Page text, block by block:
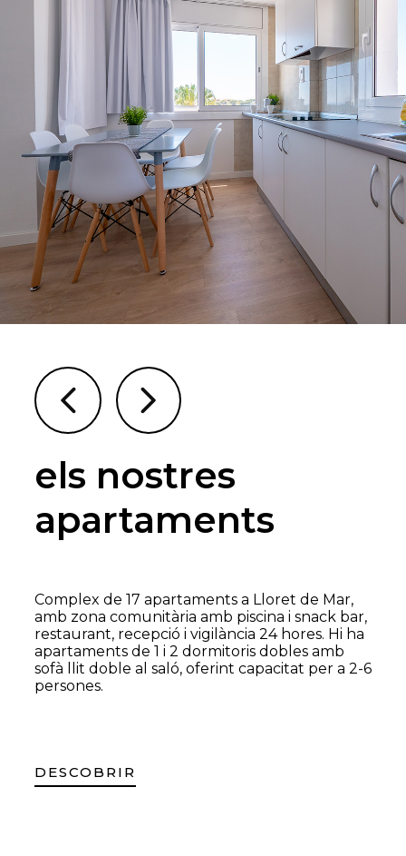
Complex de 17 apartaments a Lloret de Mar,
amb zona comunitària amb piscina i snack bar,
restaurant, recepció i vigilància 24 hores. Hi ha
apartaments de 1 i 2 dormitoris dobles amb
sofà llit doble al saló, oferint capacitat per a 2-6
persones.
DESCOBRIR
els nostres
apartaments